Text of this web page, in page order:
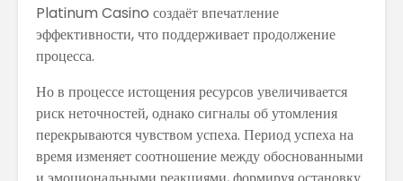
Platinum Casino создаёт впечатление
эффективности, что поддерживает продолжение
процесса.
Но в процессе истощения ресурсов увеличивается
риск неточностей, однако сигналы об утомления
перекрываются чувством успеха. Период успеха на
время изменяет соотношение между обоснованными